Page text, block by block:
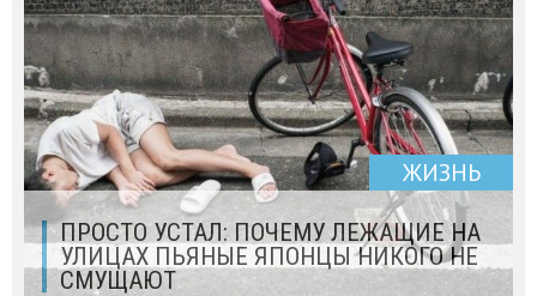
ЖИЗНЬ
ПРОСТО УСТАЛ: ПОЧЕМУ ЛЕЖАЩИЕ НА
УЛИЦАХ ПЬЯНЫЕ ЯПОНЦЫ НИКОГО НЕ
СМУЩАЮТ